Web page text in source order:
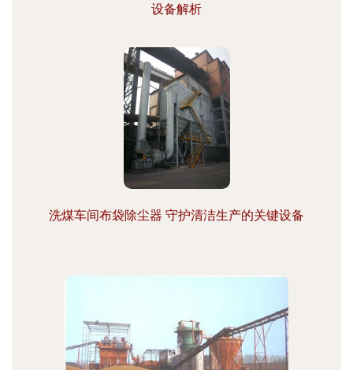
设备解析
洗煤车间布袋除尘器 守护清洁生产的关键设备